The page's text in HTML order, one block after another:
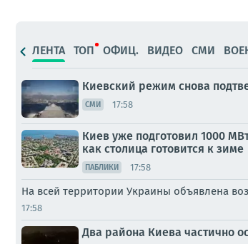
ЛЕНТА ТОП ОФИЦ. ВИДЕО СМИ
Киевский режим снова
СМИ 17:58
Киев уже подготовил 1000
как столица готовится к зиме
ПАБЛИКИ 17:58
На всей территории Украины объявлена
17:58
Два района Киева частично